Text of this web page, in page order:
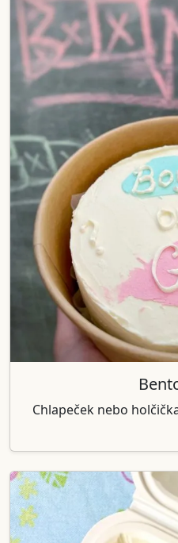
Chlapeček nebo